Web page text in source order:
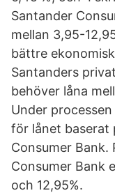
Santander
mellan 3,95-
bättre
Santanders
behöver låna
Under
för lånet baserat
Consumer Bank.
Consumer Bank
och 12,95%.